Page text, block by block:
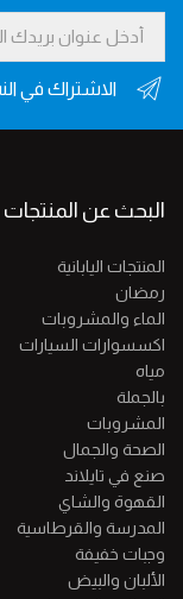
الاشتراك في
البحث عن المنتجات
المنتجات اليابانية
رمضان
الماء والمشروبات
اكسسوارات السيارات
مياه
بالجملة
المشروبات
الصحة والجمال
صنع في تايلاند
القهوة والشاي
المدرسة والقرطاسية
وجبات خفيفة
الألبان والبيض